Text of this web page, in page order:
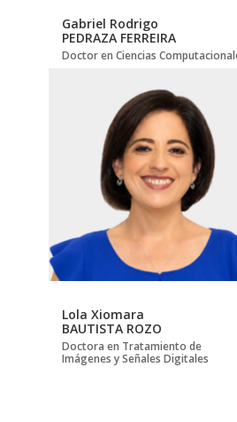
Gabriel Rodrigo
PEDRAZA FERREIRA
Doctor en Ciencias
Lola Xiomara
BAUTISTA ROZO
Doctora en Tratamiento de
Imágenes y Señales Digitales